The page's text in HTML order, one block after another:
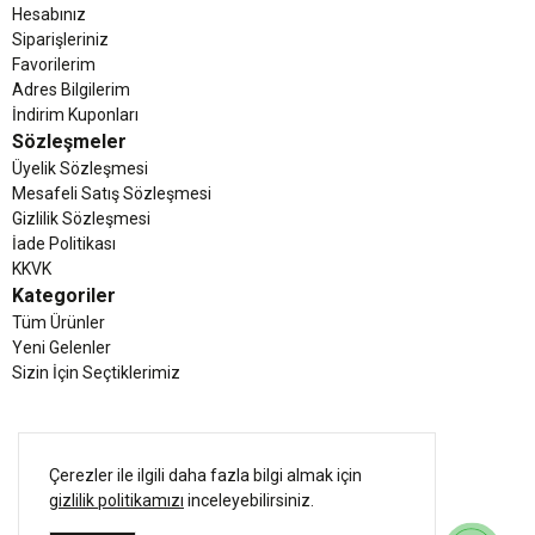
noktada buluşturan Emfure, sadece bir spor giyim markası değil, aynı
zamanda aktif bir yaşam tarzının ortağıdır. Siz sınırlarınızı zorlarken, biz
konforunuzu ve tarzınızı garanti altına alıyoruz.
Hesabınız
Siparişleriniz
Favorilerim
Adres Bilgilerim
İndirim Kuponları
Sözleşmeler
Üyelik Sözleşmesi
Mesafeli Satış Sözleşmesi
Gizlilik Sözleşmesi
İade Politikası
KKVK
Kategoriler
Tüm Ürünler
Yeni Gelenler
Sizin İçin Seçtiklerimiz
Çerezler ile ilgili daha fazla bilgi almak için
gizlilik politikamızı inceleyebilirsiniz.